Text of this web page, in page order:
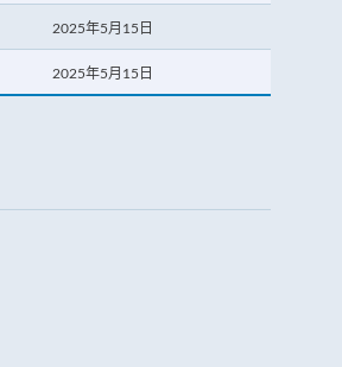
2025年5月15日
2025年5月15日